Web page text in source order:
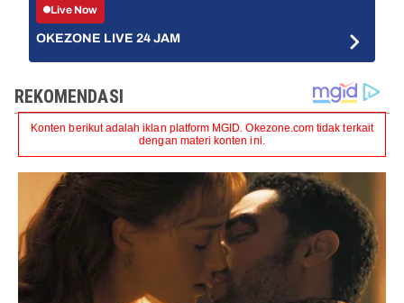
Live Now
OKEZONE LIVE 24 JAM